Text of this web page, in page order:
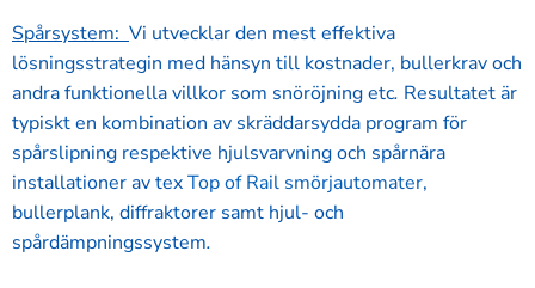
Spårsystem: Vi utvecklar den mest effektiva
lösningsstrategin med hänsyn till kostnader, bullerkrav och
andra funktionella villkor som snöröjning etc. Resultatet är
typiskt en kombination av skräddarsydda program för
spårslipning respektive hjulsvarvning och spårnära
installationer av texTop of Rail smörjautomater,
bullerplank, diffraktorer samt hjul- och
spårdämpningssystem.